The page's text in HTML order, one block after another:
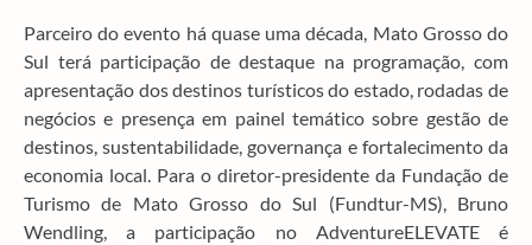
Parceiro do evento há quase uma década, Mato Grosso do
Sul terá participação de destaque na programação, com
apresentação dos destinos turísticos do estado, rodadas de
negócios e presença em painel temático sobre gestão de
destinos, sustentabilidade, governança e fortalecimento da
economia local. Para o diretor-presidente da Fundação de
Turismo de Mato Grosso do Sul (Fundtur-MS), Bruno
Wendling, a participação no AdventureELEVATE é